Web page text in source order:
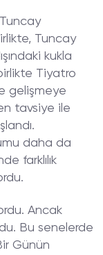
Tuncay
kukla
Tiyatro
gelişmeye
tavsiye ile
daha da
farklılık
Ancak
Bu senelerde
Günün